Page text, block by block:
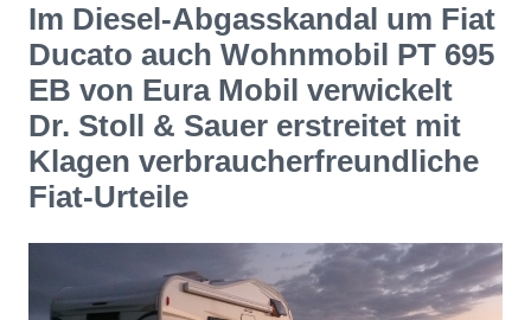
Im Diesel-Abgasskandal um Fiat
Ducato auch Wohnmobil PT 695
EB von Eura Mobil verwickelt
Dr. Stoll & Sauer erstreitet mit
Klagen verbraucherfreundliche
Fiat-Urteile